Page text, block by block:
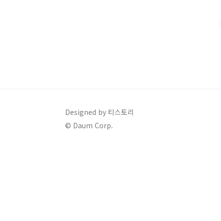
Designed by 티스토리
© Daum Corp.